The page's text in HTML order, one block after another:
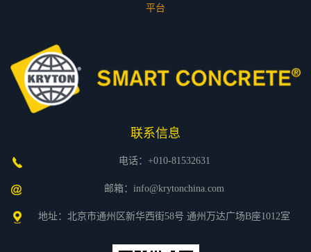
平台
联系信息
电话：+010-81532631
邮箱：info@krytonchina.com
地址：北京市通州区新华西街58号 通州万达广场B座1012室